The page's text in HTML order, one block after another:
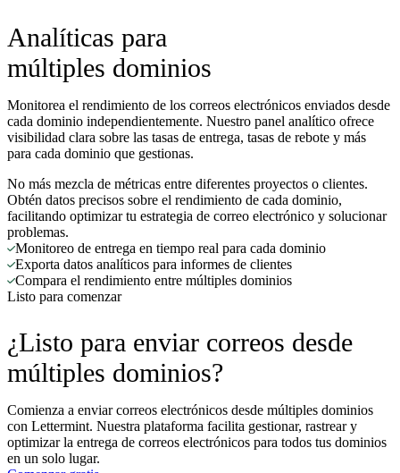
Analíticas para
múltiples dominios
Monitorea el rendimiento de los correos electrónicos enviados desde
cada dominio independientemente. Nuestro panel analítico ofrece
visibilidad clara sobre las tasas de entrega, tasas de rebote y más
para cada dominio que gestionas.
No más mezcla de métricas entre diferentes proyectos o clientes.
Obtén datos precisos sobre el rendimiento de cada dominio,
facilitando optimizar tu estrategia de correo electrónico y solucionar
problemas.
Monitoreo de entrega en tiempo real para cada dominio
Exporta datos analíticos para informes de clientes
Compara el rendimiento entre múltiples dominios
Listo para comenzar
¿Listo para enviar correos desde
múltiples dominios?
Comienza a enviar correos electrónicos desde múltiples dominios
con Lettermint. Nuestra plataforma facilita gestionar, rastrear y
optimizar la entrega de correos electrónicos para todos tus dominios
en un solo lugar.